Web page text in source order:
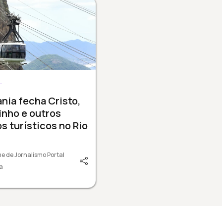
fecha Cristo,
e outros
turísticos no Rio
de Jornalismo Portal